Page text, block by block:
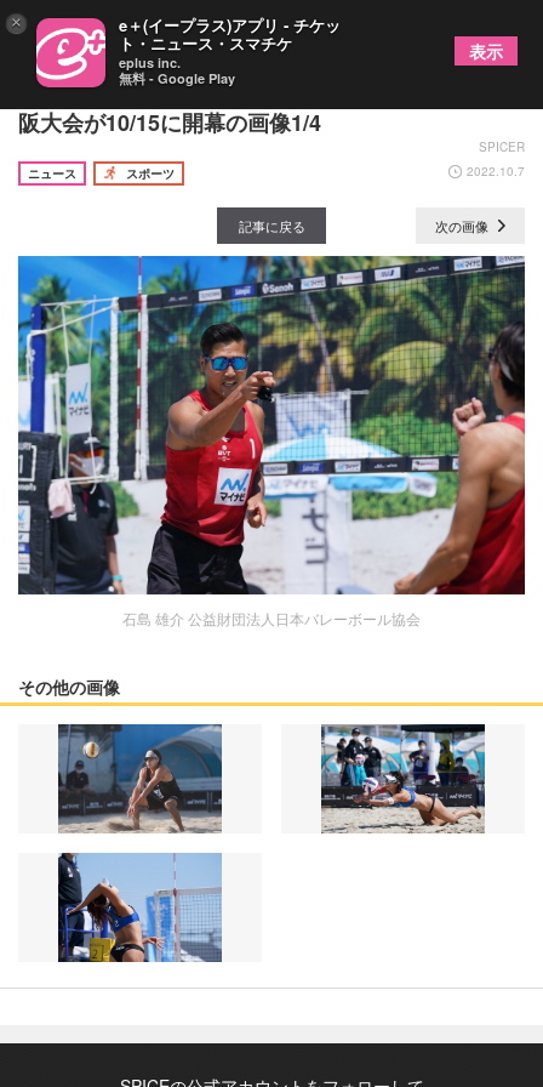
『マイナビジャパンビーチバレーボールツアー』大
阪大会が10/15に開幕の画像1/4
SPICER
ニュース
スポーツ 2022.10.7
記事に戻る 次の画像
石島 雄介 公益財団法人日本バレーボール協会
その他の画像
× e＋(イープラス)アプリ - チケッ
ト・ニュース・スマチケ
eplus inc.
無料 - Google Play
表示